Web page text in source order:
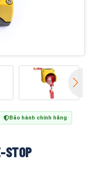
Bảo hành chính hãng
STOP